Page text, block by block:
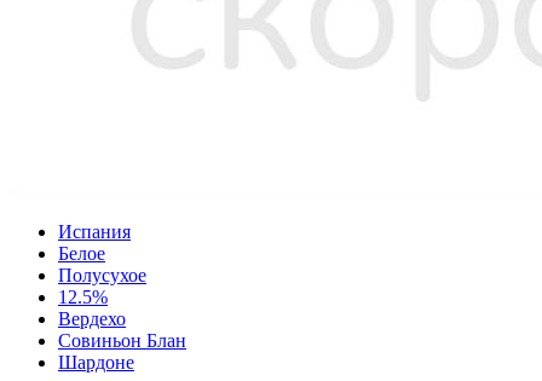
Испания
Белое
Полусухое
12.5%
Вердехо
Совиньон Блан
Шардоне